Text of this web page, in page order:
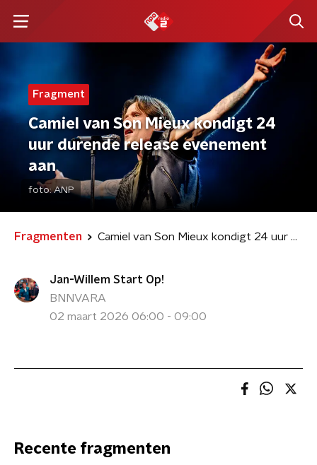
Fragment
Camiel van Son Mieux kondigt 24
uur durende release evenement
aan
foto:ANP
Fragmenten Camiel van Son Mieux kondigt 24 uur durende release evenement aan
Jan-Willem Start Op!
BNNVARA
02 maart 2026 06:00 - 09:00
Recente fragmenten